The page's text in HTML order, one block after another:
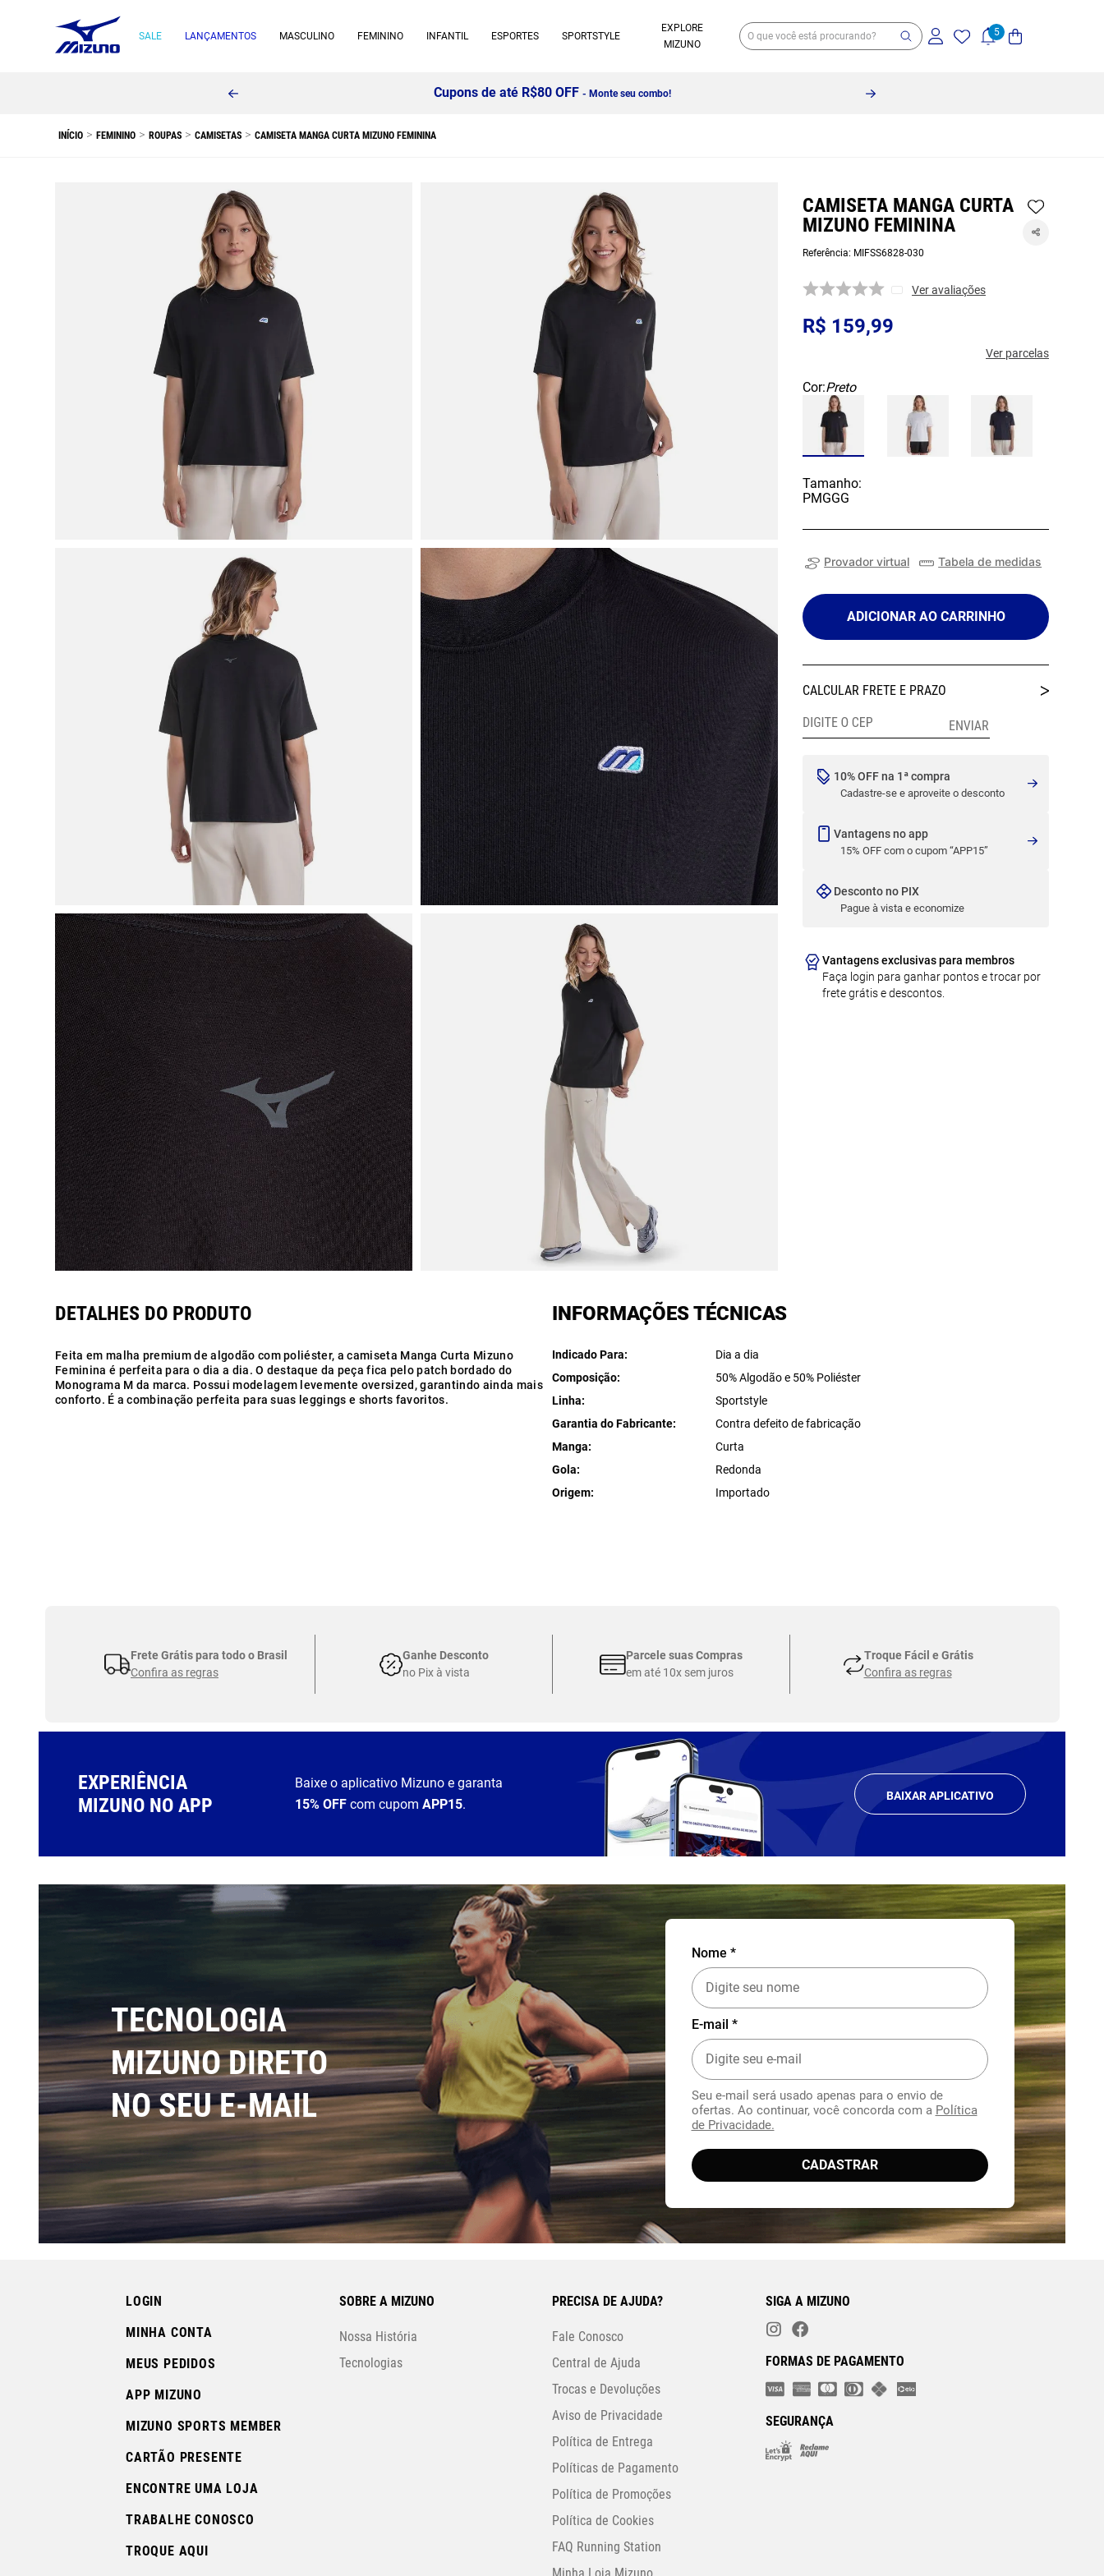
SALE LANÇAMENTOS MASCULINO FEMININO INFANTIL ESPORTES SPORTSTYLE
EXPLORE
MIZUNO
Cupons de até R$80 OFF - Monte seu combo!
FEMININO ROUPAS CAMISETAS CAMISETA MANGA CURTA MIZUNO FEMININA
CAMISETA MANGA CURTA
MIZUNO FEMININA
Referência: MIFSS6828-030
Ver avaliações
R$ 159,99
Ver parcelas
Cor:Preto
Tamanho:
PMGGG
Provador virtual Tabela de medidas
ADICIONAR AO CARRINHO
10% OFF na 1ª compra
Cadastre-se e aproveite o desconto
Vantagens no app
15% OFF com o cupom “APP15”
Desconto no PIX
Pague à vista e economize
Vantagens exclusivas para membros
Faça login para ganhar pontos e trocar por
frete grátis e descontos.
Feita em malha premium de algodão com poliéster, a camiseta Manga Curta Mizuno
Feminina é perfeita para o dia a dia. O destaque da peça fica pelo patch bordado do
Monograma M da marca. Possui modelagem levemente oversized, garantindo ainda mais
conforto. É a combinação perfeita para suas leggings e shorts favoritos.
INFORMAÇÕES TÉCNICAS
Indicado Para
Dia a dia
Composição
50% Algodão e 50% Poliéster
Linha
Sportstyle
Garantia do Fabricante
Contra defeito de fabricação
Manga
Curta
Gola
Redonda
Origem
Importado
Frete Grátis para todo o Brasil
Confira as regras
Ganhe Desconto
no Pix à vista
Parcele suas Compras
em até 10x sem juros
Troque Fácil e Grátis
Confira as regras
EXPERIÊNCIA
MIZUNO NO APP
Baixe o aplicativo Mizuno e garanta
15% OFF com cupomAPP15.
BAIXAR APLICATIVO
TECNOLOGIA
MIZUNO DIRETO
NO SEU E-MAIL
Nome *
E-mail *
Seu e-mail será usado apenas para o envio de
ofertas. Ao continuar, você concorda com a Política
de Privacidade.
CADASTRAR
LOGIN
MINHA CONTA
MEUS PEDIDOS
APP MIZUNO
MIZUNO SPORTS MEMBER
CARTÃO PRESENTE
ENCONTRE UMA LOJA
TRABALHE CONOSCO
TROQUE AQUI
SOBRE A MIZUNO
Nossa História
Tecnologias
PRECISA DE AJUDA?
Fale Conosco
Central de Ajuda
Trocas e Devoluções
Aviso de Privacidade
Política de Entrega
Políticas de Pagamento
Política de Promoções
Política de Cookies
FAQ Running Station
SIGA A MIZUNO
FORMAS DE PAGAMENTO
SEGURANÇA